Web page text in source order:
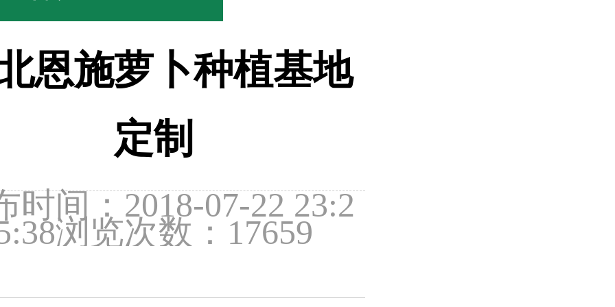
恩施萝卜种植基地
定制
时间：2018-07-22 23:2
浏览次数：17659